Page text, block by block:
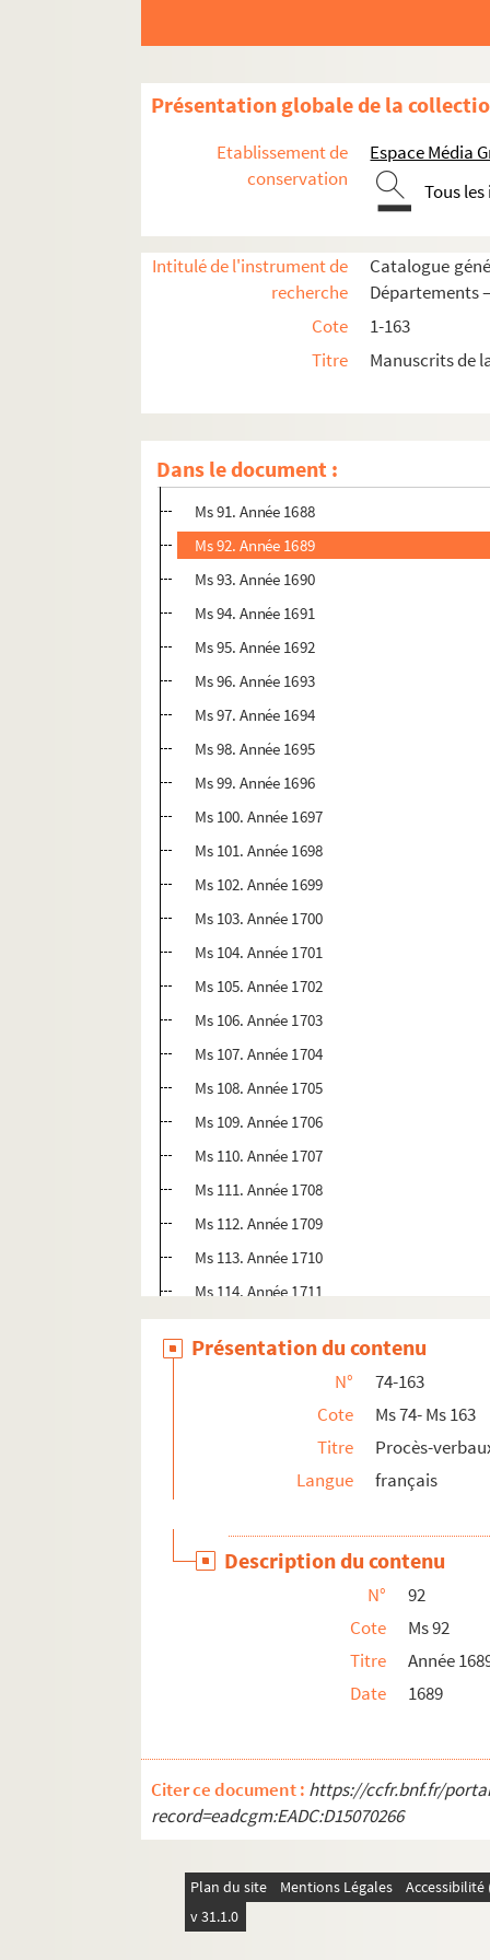
Présentation globale de la
Etablissement de
conservation
Espace Média
Tous
Intitulé de l'instrument de
recherche
Catalogue
Départements
Cote
1-163
Titre
Manuscrits de
Dans le document :
Ms 79. Année 1676
Ms 81. Année 1678
Ms 83. Année 1680
Ms 84. Année 1681
Ms 88. Année 1685
Ms 89. Année 1686
Ms 90. Année 1687
Ms 91. Année 1688
Ms 92. Année 1689
Ms 93. Année 1690
Ms 94. Année 1691
Ms 95. Année 1692
Ms 96. Année 1693
Ms 97. Année 1694
Ms 98. Année 1695
Ms 99. Année 1696
Ms 100. Année 1697
Ms 101. Année 1698
Ms 102. Année 1699
Ms 103. Année 1700
Ms 104. Année 1701
Ms 105. Année 1702
Ms 106. Année 1703
Ms 107. Année 1704
Ms 108. Année 1705
Ms 109. Année 1706
Ms 110. Année 1707
Ms 111. Année 1708
Ms 112. Année 1709
Ms 113. Année 1710
Ms 114. Année 1711
Ms 115. Année 1712
Ms 116. Année 1713
Ms 118. Année 1715
Ms 119. Année 1716
Ms 122. Année 1719
Ms 128. Année 1725
Ms 129. Année 1726
Ms 130. Année 1727
Ms 131. Année 1728
Ms 132. Année 1729
Ms 133. Année 1730
Présentation du contenu
N°
74-163
Cote
Ms 74- Ms 163
Titre
Procès-
Langue
français
Description du contenu
N°
92
Cote
Ms 92
Titre
Année
Date
1689
Citer ce document : https://ccfr.bnf.fr/
record=eadcgm:EADC:D15070266
Plan du site Mentions Légales
v 31.1.0